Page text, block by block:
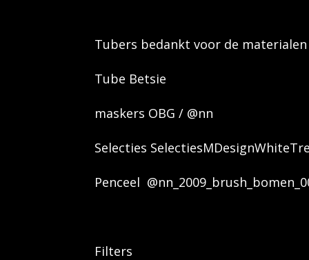
Tubers bedankt voor de materialen
Tube Betsie
maskers OBG / @nn
Selecties
Penceel
Filters